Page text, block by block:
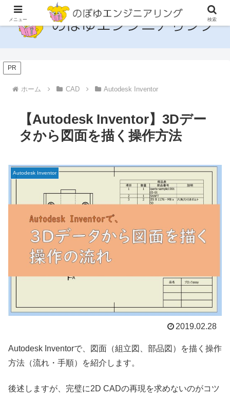
PR
ホーム CAD Autodesk Inventor
【Autodesk Inventor】3Dデー
タから図面を描く操作方法
Autodesk Inventor
2019.02.28
Autodesk Inventorで、図面（組立図、部品図）を描く操作
方法（流れ・手順）を紹介します。
後述しますが、完璧に2D CADの再現を求めないのがコツ
メニュー 検索